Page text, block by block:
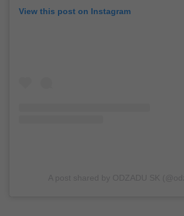
View this post on Instagram